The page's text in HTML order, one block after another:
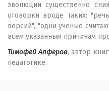
эволюции существенно
оговорки вроде таких:
версий", "одни ученые
всем указанным причинам
Тимофей Алферов, автор
педагогике.